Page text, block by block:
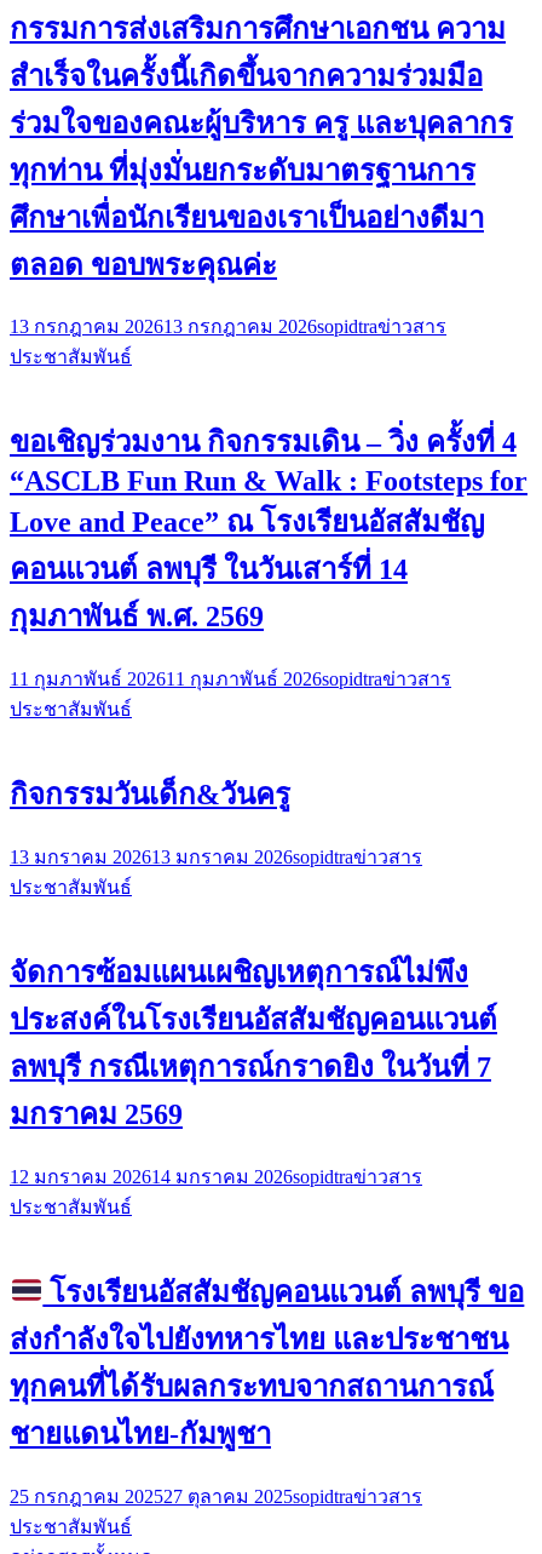
กรรมการส่งเสริมการศึกษาเอกชน ความ
สำเร็จในครั้งนี้เกิดขึ้นจากความร่วมมือ
ร่วมใจของคณะผู้บริหาร ครู และบุคลากร
ทุกท่าน ที่มุ่งมั่นยกระดับมาตรฐานการ
ศึกษาเพื่อนักเรียนของเราเป็นอย่างดีมา
ตลอด ขอบพระคุณค่ะ
13 กรกฎาคม 202613 กรกฎาคม 2026sopidtraข่าวสาร
ประชาสัมพันธ์
ขอเชิญร่วมงาน กิจกรรมเดิน – วิ่ง ครั้งที่ 4
“ASCLB Fun Run & Walk : Footsteps for
Love and Peace” ณ โรงเรียนอัสสัมชัญ
คอนแวนต์ ลพบุรี ในวันเสาร์ที่ 14
กุมภาพันธ์ พ.ศ. 2569
11 กุมภาพันธ์ 202611 กุมภาพันธ์ 2026sopidtraข่าวสาร
ประชาสัมพันธ์
กิจกรรมวันเด็ก&วันครู
13 มกราคม 202613 มกราคม 2026sopidtraข่าวสาร
ประชาสัมพันธ์
จัดการซ้อมแผนเผชิญเหตุการณ์ไม่พึง
ประสงค์ในโรงเรียนอัสสัมชัญคอนแวนต์
ลพบุรี กรณีเหตุการณ์กราดยิง ในวันที่ 7
มกราคม 2569
12 มกราคม 202614 มกราคม 2026sopidtraข่าวสาร
ประชาสัมพันธ์
โรงเรียนอัสสัมชัญคอนแวนต์ ลพบุรี ขอ
ส่งกำลังใจไปยังทหารไทย และประชาชน
ทุกคนที่ได้รับผลกระทบจากสถานการณ์
ชายแดนไทย-กัมพูชา
25 กรกฎาคม 202527 ตุลาคม 2025sopidtraข่าวสาร
ประชาสัมพันธ์